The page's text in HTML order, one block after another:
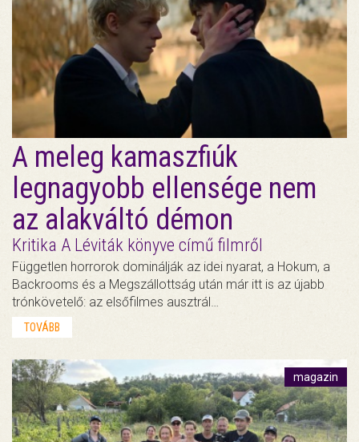
A meleg kamaszfiúk
legnagyobb ellensége nem
az alakváltó démon
Kritika A Léviták könyve című filmről
Független horrorok dominálják az idei nyarat, a Hokum, a
Backrooms és a Megszállottság után már itt is az újabb
trónkövetelő: az elsőfilmes ausztrál…
TOVÁBB
magazin